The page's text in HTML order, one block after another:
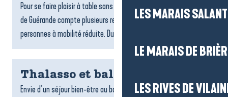
LES MARAIS
LE MARAIS DE
LES RIVES DE
Pour se faire plaisir à table sans contrainte, La Baule-Presqu’île
de Guérande compte plusieurs restaurants accessibles aux
personnes à mobilité réduite. Du bord de mer aux...
Thalasso et balnéo
Envie d’un séjour bien-être au bord de l’océan ? La Baule-